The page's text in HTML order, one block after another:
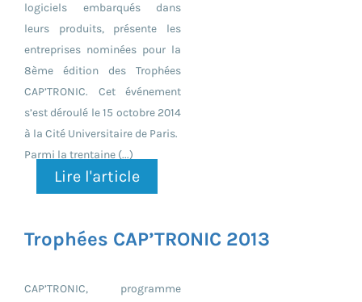
logiciels embarqués dans
leurs produits, présente les
entreprises nominées pour la
8ème édition des Trophées
CAP’TRONIC. Cet événement
s’est déroulé le 15 octobre 2014
à la Cité Universitaire de Paris.
Parmi la trentaine (...)
Lire l'article
Trophées CAP’TRONIC 2013
CAP’TRONIC, programme